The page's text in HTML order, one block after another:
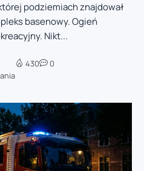
podziemiach znajdował
basenowy. Ogień
Nikt...
430 0